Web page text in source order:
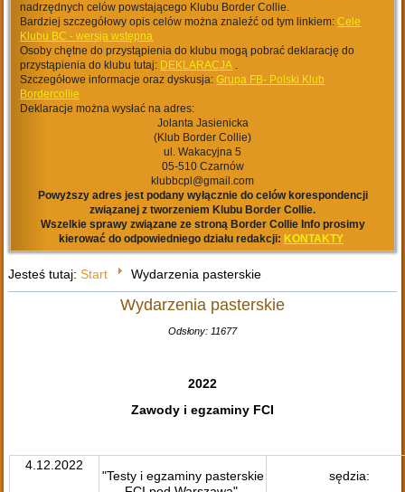
nadrzędnych celów powstającego Klubu Border Collie.
Bardziej szczegółowy opis celów można znaleźć od tym linkiem:Cele
Klubu BC - wersja wstępna
Osoby chętne do przystąpienia do klubu mogą pobrać deklarację do
przystąpienia do klubu tutaj: DEKLARACJA .
Szczegółowe informacje oraz dyskusja:Grupa FB- Polski Klub
Bordercollie
Deklaracje można wysłać na adres:
Jolanta Jasienicka
(Klub Border Collie)
ul. Wakacyjna 5
05-510 Czarnów
klubbcpl@gmail.com
Powyższy adres jest podany wyłącznie do celów korespondencji
związanej z tworzeniem Klubu Border Collie.
Wszelkie sprawy związane ze stroną Border Collie Info prosimy
kierować do odpowiedniego działu redakcji: KONTAKTY
Jesteś tutaj:Start Wydarzenia pasterskie
Wydarzenia pasterskie
Odsłony: 11677
2022
Zawody i egzaminy FCI
4.12.2022
"Testy i egzaminy pasterskie
sędzia: